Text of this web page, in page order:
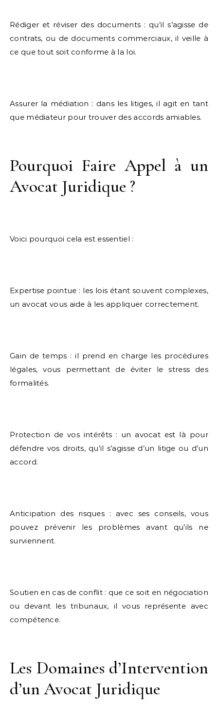
Rédiger et réviser des documents : qu’il s’agisse de
contrats, ou de documents commerciaux, il veille à
ce que tout soit conforme à la loi.
Assurer la médiation : dans les litiges, il agit en tant
que médiateur pour trouver des accords amiables.
Pourquoi Faire Appel à un
Avocat Juridique ?
Voici pourquoi cela est essentiel :
Expertise pointue : les lois étant souvent complexes,
un avocat vous aide à les appliquer correctement.
Gain de temps : il prend en charge les procédures
légales, vous permettant de éviter le stress des
formalités.
Protection de vos intérêts : un avocat est là pour
défendre vos droits, qu’il s’agisse d’un litige ou d’un
accord.
Anticipation des risques : avec ses conseils, vous
pouvez prévenir les problèmes avant qu’ils ne
surviennent.
Soutien en cas de conflit : que ce soit en négociation
ou devant les tribunaux, il vous représente avec
compétence.
Les Domaines d’Intervention
d’un Avocat Juridique